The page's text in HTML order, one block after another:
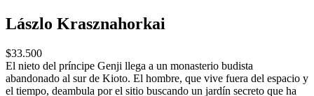
Lászlo Krasznahorkai
$33.500
El nieto del príncipe Genji llega a un monasterio budista
abandonado al sur de Kioto. El hombre, que vive fuera del espacio y
el tiempo, deambula por el sitio buscando un jardín secreto que ha